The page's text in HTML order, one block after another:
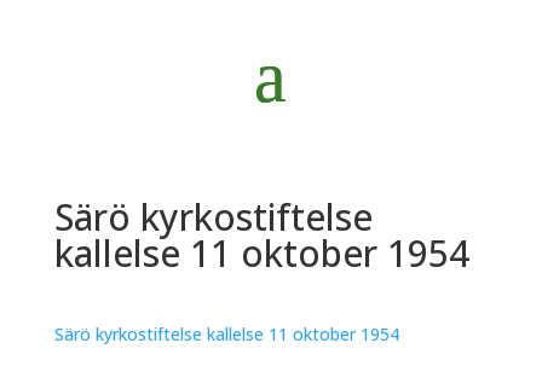
Särö kyrkostiftelse
kallelse 11 oktober 1954
Särö kyrkostiftelse kallelse 11 oktober 1954